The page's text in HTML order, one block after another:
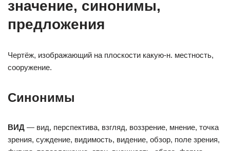
значение, синонимы,
предложения
Чертёж, изображающий на плоскости какую-н. местность,
сооружение.
Синонимы
ВИД — вид, перспектива, взгляд, воззрение, мнение, точка
зрения, суждение, видимость, видение, обзор, поле зрения,